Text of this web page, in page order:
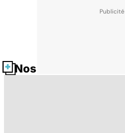
Nos fiches santé